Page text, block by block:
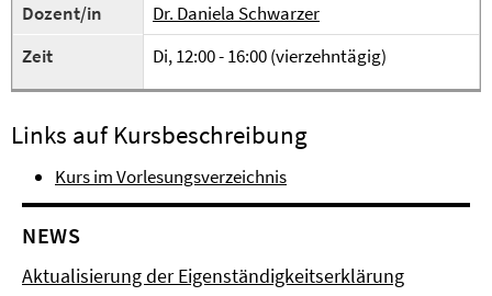
Dozent/in
Dr. Daniela Schwarzer
Zeit
Di, 12:00 - 16:00 (vierzehntägig)
Links auf Kursbeschreibung
Kurs im Vorlesungsverzeichnis
NEWS
Aktualisierung der Eigenständigkeitserklärung